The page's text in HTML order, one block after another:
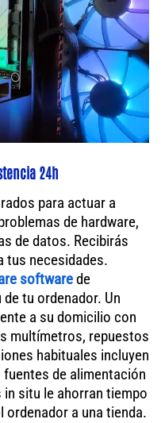
24h
para actuar a
de hardware,
de datos. Recibirás
tus necesidades.
softwarede
tu ordenador. Un
a su domicilio con
multímetros, repuestos
habituales incluyen
fuentes de alimentación
situ le ahorran tiempo
ordenador a una tienda.